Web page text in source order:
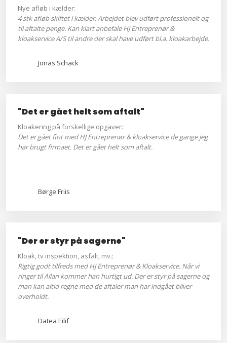
Nye afløb i kælder:
4 stk afløb skiftet i kælder. Arbejdet blev udført professionelt og
til aftalte penge. Kan klart anbefale HJ Entreprenør &
kloakservice A/S til andre der skal have udført bl.a. kloakarbejde.
Jonas Schack
"Det er gået helt som aftalt"
Kloakering på forskellige opgaver:
Det er gået fint med HJ Entreprenør & kloakservice de gange jeg
har brugt firmaet. Det er gået helt som aftalt.
Børge Friis
"Der er styr på sagerne"
Kloak, tv inspektion, asfalt, mv.:
Rigtig godt tilfreds med HJ Entreprenør & Kloakservice. Når vi
ringer til Allan kommer han hurtigt ud. Der er styr på sagerne og
man kan altid regne med de aftaler man har indgået bliver
overholdt.
Datea Eilif